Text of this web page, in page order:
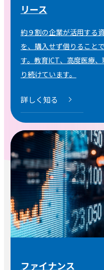
リース
約９割の企業が活用する
を、購入せず借りること
す。教育ICT、高度医療
り続けています。
詳しく知る
ファイナンス